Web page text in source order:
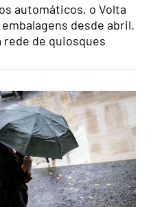
automáticos, o Volta
desde abril.
rede de quiosques